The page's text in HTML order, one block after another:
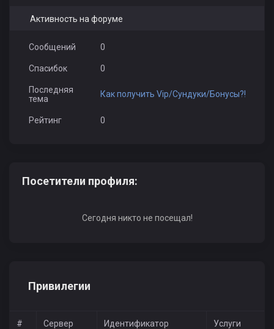
Активность на форуме
Сообщений 0
Спасибок 0
Последняя
тема
Как получить Vip/Сундуки/Бонусы?!
Рейтинг 0
Посетители профиля:
Сегодня никто не посещал!
Привилегии
# Сервер Идентификатор Услуги